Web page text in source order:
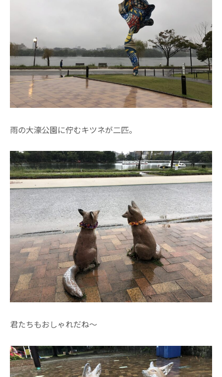
雨の大濠公園に佇むキツネが二匹。
君たちもおしゃれだね～